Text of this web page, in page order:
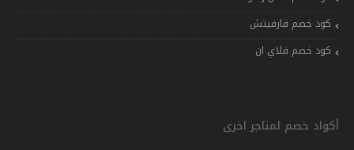
كود خصم فارفيتش
كود خصم فلاي ان
أكواد خصم لمتاجر اخرى